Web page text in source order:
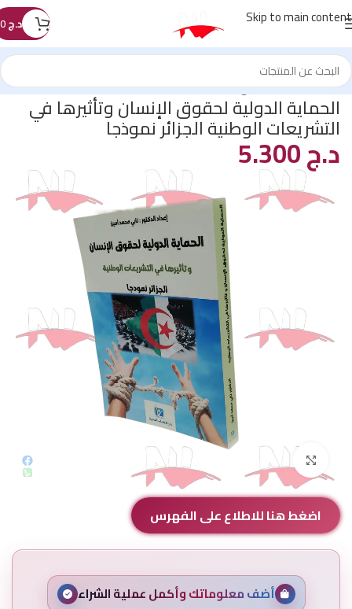
Skip to main content د.ج
الرئيسية/كتب القانون
الحماية الدولية لحقوق الإنسان وتأثيرها في
التشريعات الوطنية الجزائر نموذجا
د.ج5.300
Click to enlarge
اضغط هنا للاطلاع على الفهرس
أضف معلوماتك وأكمل عملية الشراء